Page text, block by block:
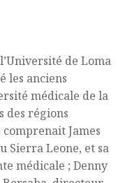
de Loma
les anciens
médicale de la
des régions
James
Sierra Leone, et sa
médicale ; Denny